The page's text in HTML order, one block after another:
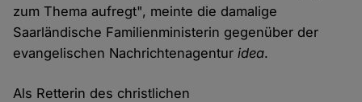
zum Thema aufregt", meinte die damalige
Saarländische Familienministerin gegenüber der
evangelischen Nachrichtenagenturidea.
Als Retterin des christlichen